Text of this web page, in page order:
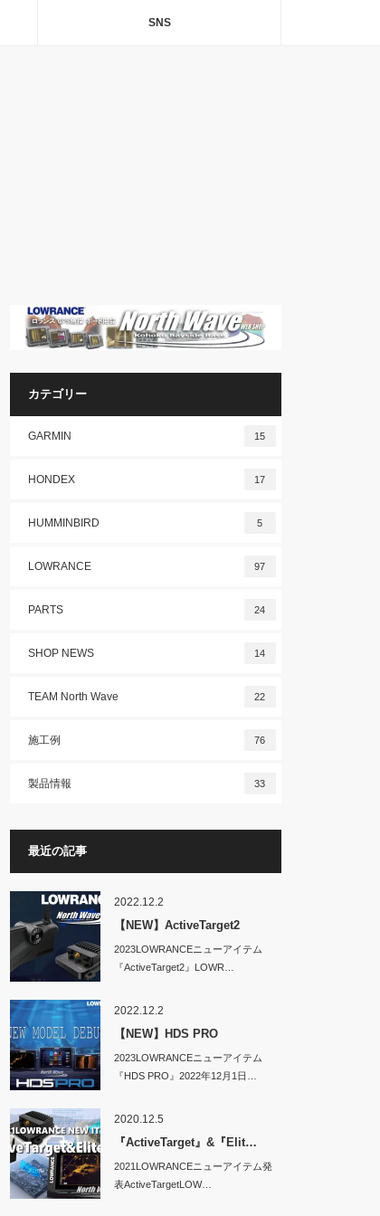
SNS
カテゴリー
GARMIN 15
HONDEX 17
HUMMINBIRD 5
LOWRANCE 97
PARTS 24
SHOP NEWS 14
TEAM North Wave 22
施工例 76
製品情報 33
最近の記事
2022.12.2
【NEW】ActiveTarget2
2023LOWRANCEニューアイテム
『ActiveTarget2』LOWR…
2022.12.2
【NEW】HDS PRO
2023LOWRANCEニューアイテム
『HDS PRO』2022年12月1日…
2020.12.5
『ActiveTarget』&『Elit…
2021LOWRANCEニューアイテム発
表ActiveTargetLOW…